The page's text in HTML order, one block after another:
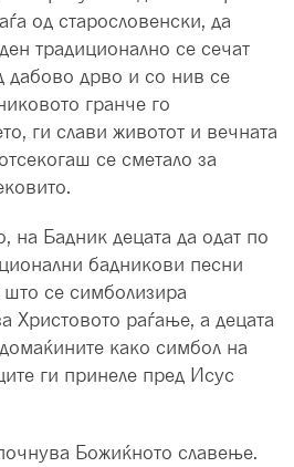
од старословенски, да
традиционално се сечат
дабово дрво и со нив се
гранче го
ги слави животот и вечната
се сметало за
на Бадник децата да одат по
бадникови песни
се симболизира
Христовото раѓање, а децата
како симбол на
ги принеле пред Исус
Божиќното славење.